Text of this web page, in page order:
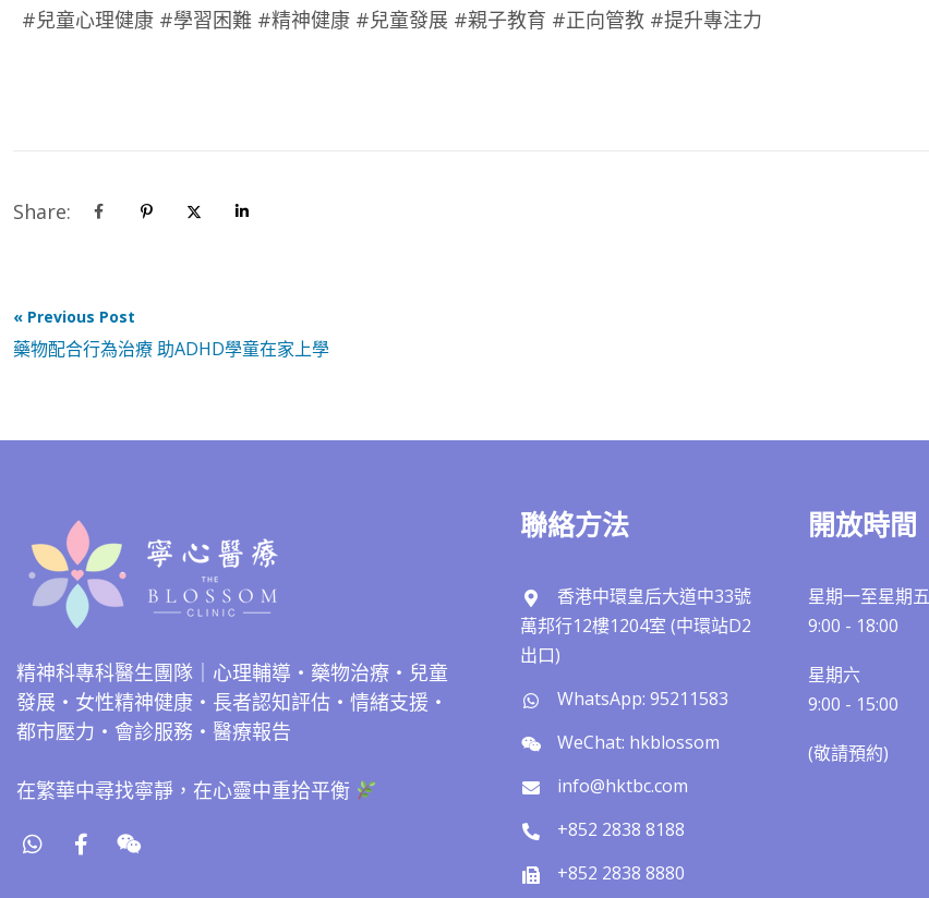
#兒童心理健康 #學習困難 #精神健康 #兒童發展 #親子教育 #正向管教 #提升專注力
Share:
« Previous Post
藥物配合行為治療 助ADHD學童在家上學
精神科專科醫生團隊｜心理輔導・藥物治療・兒童
發展・女性精神健康・長者認知評估・情緒支援・
都市壓力・會診服務・醫療報告
在繁華中尋找寧靜，在心靈中重拾平衡
聯絡方法
香港中環皇后大道中33號
萬邦行12樓1204室 (中環站D2
出口)
WhatsApp: 95211583
WeChat: hkblossom
info@hktbc.com
+852 2838 8188
+852 2838 8880
開放時間
星期一至星期五
9:00 - 18:00
星期六
9:00 - 15:00
(敬請預約)​​